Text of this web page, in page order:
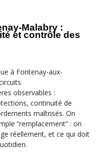
Malabry :
et contrôle des
observables :
continuité de
maîtrisés. On
“remplacement” : on
réellement, et ce qui doit